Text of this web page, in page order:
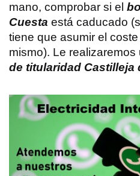
mano, comprobar si el
Cuesta está caducado
tiene que asumir el
mismo). Le realizaremos
de titularidad Castilleja